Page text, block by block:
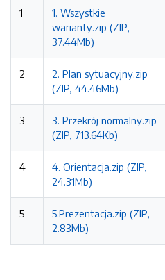
1
1. Wszystkie
warianty.zip (ZIP,
37.44Mb)
2
2. Plan sytuacyjny.zip
(ZIP, 44.46Mb)
3
3. Przekrój normalny.zip
(ZIP, 713.64Kb)
4
4. Orientacja.zip (ZIP,
24.31Mb)
5
5.Prezentacja.zip (ZIP,
2.83Mb)